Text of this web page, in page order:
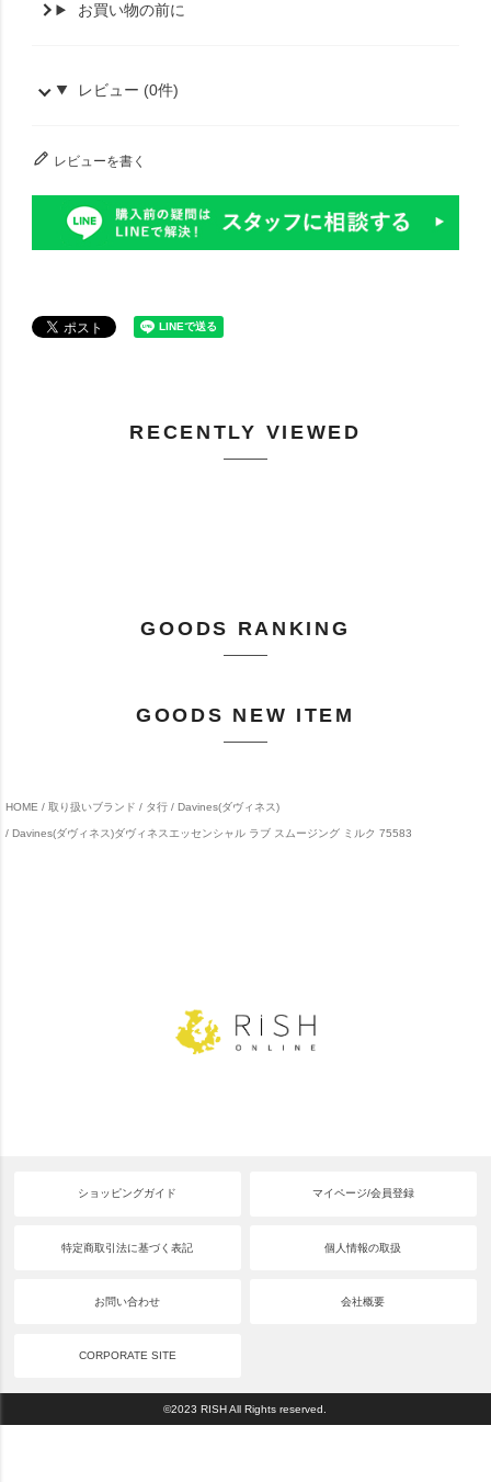
お買い物の前に
レビュー (0件)
レビューを書く
RECENTLY VIEWED
GOODS RANKING
GOODS NEW ITEM
HOME 取り扱いブランド タ行 Davines(ダヴィネス)
Davines(ダヴィネス)ダヴィネスエッセンシャル ラブ スムージング ミルク 75583
ショッピングガイド マイページ/会員登録
特定商取引法に基づく表記 個人情報の取扱
お問い合わせ 会社概要
CORPORATE SITE
©2023 RISH All Rights reserved.